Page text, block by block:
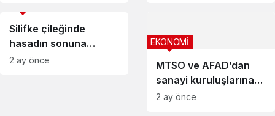
Silifke çileğinde
hasadın sonuna
gelindi
2 ay önce
MTSO ve AFAD’dan
sanayi kuruluşlarına
afet eğitimi
EKONOMİ
2 ay önce